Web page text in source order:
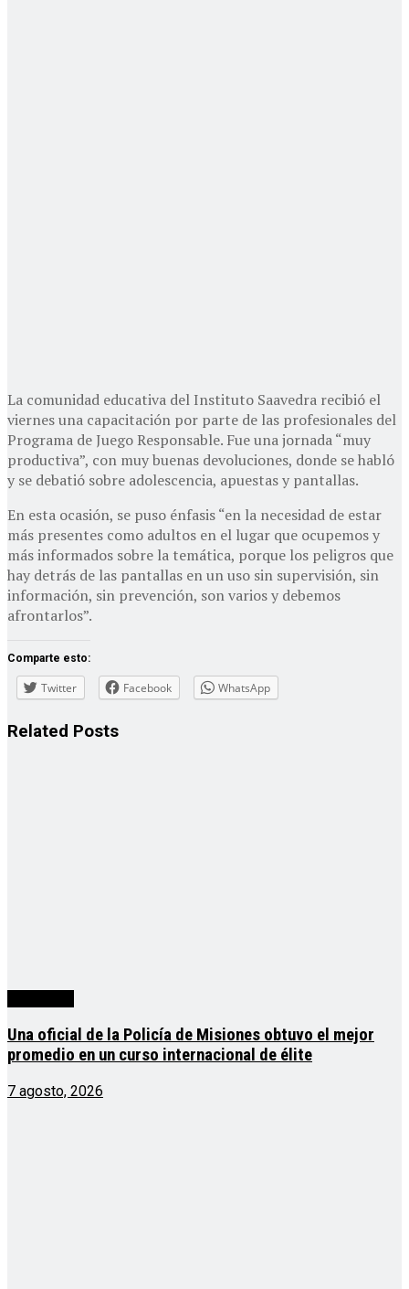
La comunidad educativa del Instituto Saavedra recibió el
viernes una capacitación por parte de las profesionales del
Programa de Juego Responsable. Fue una jornada “muy
productiva”, con muy buenas devoluciones, donde se habló
y se debatió sobre adolescencia, apuestas y pantallas.
En esta ocasión, se puso énfasis “en la necesidad de estar
más presentes como adultos en el lugar que ocupemos y
más informados sobre la temática, porque los peligros que
hay detrás de las pantallas en un uso sin supervisión, sin
información, sin prevención, son varios y debemos
afrontarlos”.
Comparte esto:
Twitter Facebook WhatsApp
Related Posts
Una oficial de la Policía de Misiones obtuvo el mejor
promedio en un curso internacional de élite
7 agosto, 2026